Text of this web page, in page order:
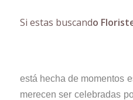
Si estas buscando
está hecha de momentos
merecen ser celebradas